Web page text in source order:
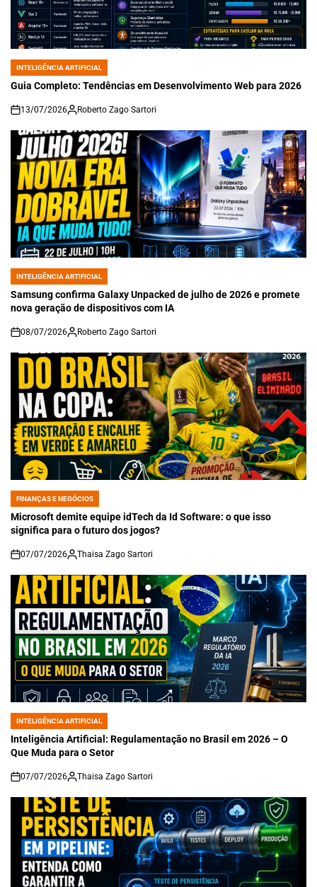
POSTED
IN
INTELIGÊNCIA ARTIFICIAL
Guia Completo: Tendências em Desenvolvimento Web para 2026
on
13/07/2026 Roberto Zago Sartori
POSTED
IN
INTELIGÊNCIA ARTIFICIAL
Samsung confirma Galaxy Unpacked de julho de 2026 e promete
nova geração de dispositivos com IA
on
08/07/2026 Roberto Zago Sartori
POSTED
IN
FINANÇAS E NEGÓCIOS
Microsoft demite equipe idTech da Id Software: o que isso
significa para o futuro dos jogos?
on
07/07/2026 Thaisa Zago Sartori
POSTED
IN
INTELIGÊNCIA ARTIFICIAL
Inteligência Artificial: Regulamentação no Brasil em 2026 – O
Que Muda para o Setor
on
07/07/2026 Thaisa Zago Sartori